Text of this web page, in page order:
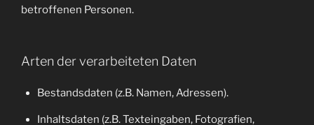
betroffenen Personen.
Arten der verarbeiteten Daten
Bestandsdaten (z.B. Namen, Adressen).
Inhaltsdaten (z.B. Texteingaben, Fotografien,